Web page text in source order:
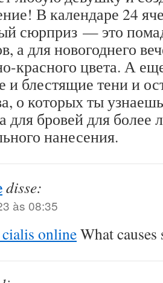
В календаре 24
сюрприз — это
а для новогоднего
красного цвета. А
и блестящие тени и
о которых ты
для бровей для более
нанесения.
disse:
às 08:35
onlineWhat